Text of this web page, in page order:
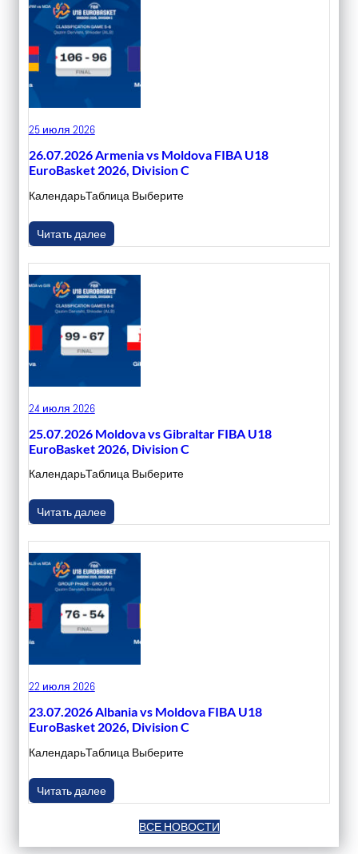
25 июля 2026
26.07.2026 Armenia vs Moldova FIBA U18
EuroBasket 2026, Division C
КалендарьТаблица Выберите
Читать далее
24 июля 2026
25.07.2026 Moldova vs Gibraltar FIBA U18
EuroBasket 2026, Division C
КалендарьТаблица Выберите
Читать далее
22 июля 2026
23.07.2026 Albania vs Moldova FIBA U18
EuroBasket 2026, Division C
КалендарьТаблица Выберите
Читать далее
ВСЕ НОВОСТИ